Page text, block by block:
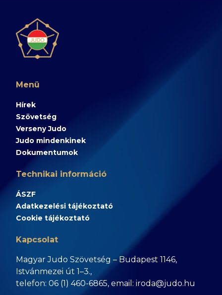
Menü
Hírek
Szövetség
Verseny Judo
Judo mindenkinek
Dokumentumok
Technikai információ
ÁSZF
Adatkezelési tájékoztató
Cookie tájékoztató
Kapcsolat
Magyar Judo Szövetség – Budapest 1146,
Istvánmezei út 1–3.,
telefon: 06 (1) 460-6865, email: iroda@judo.hu